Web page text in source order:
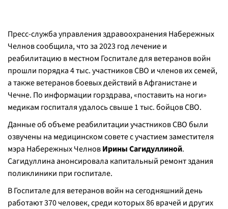
Пресс-служба управления здравоохранения Набережных
Челнов сообщила, что за 2023 год лечение и
реабилитацию в местном Госпитале для ветеранов войн
прошли порядка 4 тыс. участников СВО и членов их семей,
а также ветеранов боевых действий в Афганистане и
Чечне. По информации горздрава, «поставить на ноги»
медикам госпиталя удалось свыше 1 тыс. бойцов СВО.
Данные об объеме реабилитации участников СВО были
озвучены на медицинском совете с участием заместителя
мэра Набережных ЧелновИрины Сагидуллиной.
Сагидуллина анонсировала капитальный ремонт здания
поликлиники при госпитале.
В Госпитале для ветеранов войн на сегодняшний день
работают 370 человек, среди которых 86 врачей и других